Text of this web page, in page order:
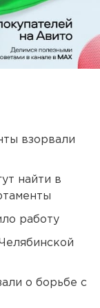
взорвали
найти в
работу
о борьбе с